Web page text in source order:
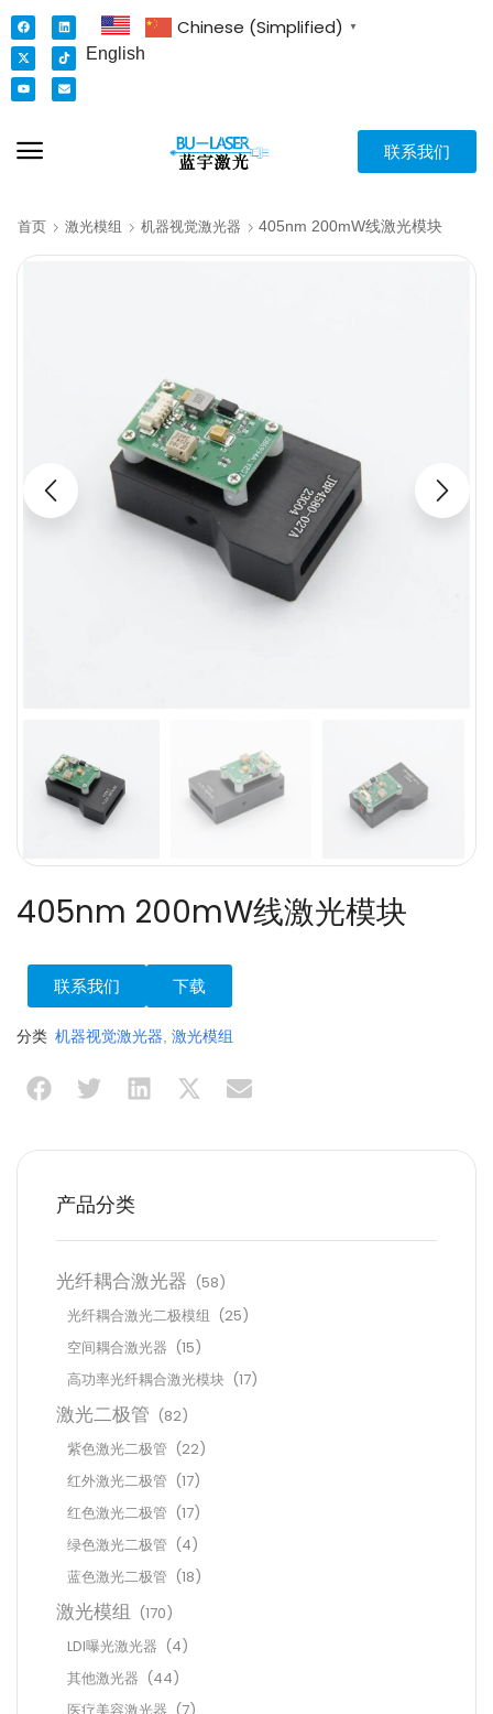
English
Chinese (Simplified) ▼
联系我们
首页 激光模组 机器视觉激光器 405nm 200mW线激光模块
405nm 200mW线激光模块
联系我们 下载
分类 机器视觉激光器, 激光模组
产品分类
光纤耦合激光器 (58)
光纤耦合激光二极模组 (25)
空间耦合激光器 (15)
高功率光纤耦合激光模块 (17)
激光二极管 (82)
紫色激光二极管 (22)
红外激光二极管 (17)
红色激光二极管 (17)
绿色激光二极管 (4)
蓝色激光二极管 (18)
激光模组 (170)
LDI曝光激光器 (4)
其他激光器 (44)